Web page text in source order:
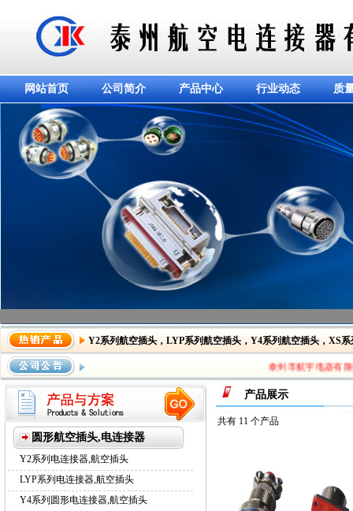
网站首页 公司简介 产品中心 行业动态 质
dddddddddddd
Y2系列航空插头 ， LYP系列航空插头 ， Y4系列航空插头 ， XS系
XC系列航空插头 ， CXCH
系列航空插头
泰州市航宇电器有限公
圆形航空插头,电连接器
Y2系列电连接器,航空插头
LYP系列电连接器,航空插头
Y4系列圆形电连接器,航空插头
产品展示
共有 11 个产品